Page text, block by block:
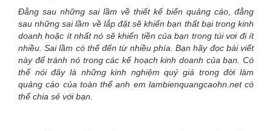
Đằng sau những sai lầm về thiết kế biển quảng cáo, đằng
sau những sai lầm về lắp đặt sẽ khiến bạn thất bại trong kinh
doanh hoặc ít nhất nó sẽ khiến tiền của bạn trong túi vơi đi ít
nhiều. Sai lầm có thế đến từ nhiều phía. Bạn hãy đọc bài viết
này để tránh nó trong các kế hoạch kinh doanh của bạn. Có
thể nói đây là những kinh nghiệm quý giá trong đời làm
quảng cáo của toàn thể anh em lambienquangcaohn.net có
thể chia sẻ với bạn.